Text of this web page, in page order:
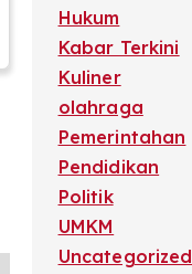
Hukum
Kabar Terkini
Kuliner
olahraga
Pemerintahan
Pendidikan
Politik
UMKM
Uncategorized